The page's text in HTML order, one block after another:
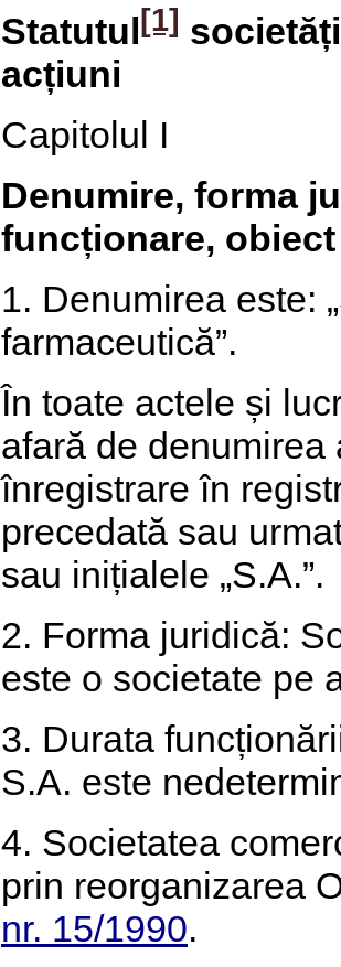
Statutul[1]
acțiuni
Capitolul I
Denumire, forma
funcționare,
1. Denumirea este:
farmaceutică”.
În toate actele și
afară de
înregistrare în
precedată sau
sau inițialele „S.A.”.
2. Forma juridică:
este o societate pe
3. Durata
S.A. este
4. Societatea
prin reorganizarea
nr. 15/1990.